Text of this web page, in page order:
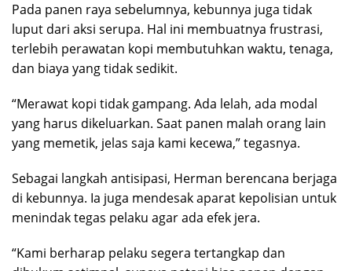
Pada panen raya sebelumnya, kebunnya juga tidak
luput dari aksi serupa. Hal ini membuatnya frustrasi,
terlebih perawatan kopi membutuhkan waktu, tenaga,
dan biaya yang tidak sedikit.
“Merawat kopi tidak gampang. Ada lelah, ada modal
yang harus dikeluarkan. Saat panen malah orang lain
yang memetik, jelas saja kami kecewa,” tegasnya.
Sebagai langkah antisipasi, Herman berencana berjaga
di kebunnya. Ia juga mendesak aparat kepolisian untuk
menindak tegas pelaku agar ada efek jera.
“Kami berharap pelaku segera tertangkap dan